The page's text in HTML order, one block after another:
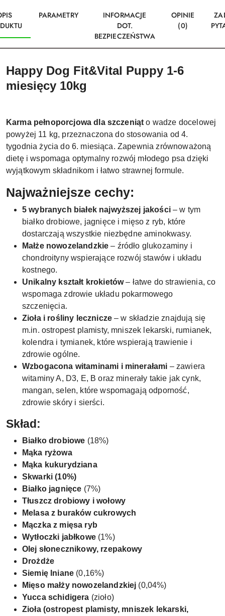
PARAMETRY
INFORMACJE
DOT.
BEZPIECZEŃSTWA
OPINIE
(0)
Happy Dog Fit&Vital Puppy 1-6
miesięcy 10kg
Karma pełnoporcjowa dla szczeniąt o wadze docelowej
powyżej 11 kg, przeznaczona do stosowania od 4.
tygodnia życia do 6. miesiąca. Zapewnia zrównoważoną
dietę i wspomaga optymalny rozwój młodego psa dzięki
wyjątkowym składnikom i łatwo strawnej formule.
Najważniejsze cechy:
5 wybranych białek najwyższej jakości– w tym
białko drobiowe, jagnięce i mięso z ryb, które
dostarczają wszystkie niezbędne aminokwasy.
Małże nowozelandzkie – źródło glukozaminy i
chondroityny wspierające rozwój stawów i układu
kostnego.
Unikalny kształt krokietów– łatwe do strawienia, co
wspomaga zdrowie układu pokarmowego
szczenięcia.
Zioła i rośliny lecznicze – w składzie znajdują się
m.in. ostropest plamisty, mniszek lekarski, rumianek,
kolendra i tymianek, które wspierają trawienie i
zdrowie ogólne.
Wzbogacona witaminami i minerałami – zawiera
witaminy A, D3, E, B oraz minerały takie jak cynk,
mangan, selen, które wspomagają odporność,
zdrowie skóry i sierści.
Skład:
Białko drobiowe (18%)
Mąka ryżowa
Mąka kukurydziana
Skwarki (10%)
Białko jagnięce (7%)
Tłuszcz drobiowy i wołowy
Melasa z buraków cukrowych
Mączka z mięsa ryb
Wytłoczki jabłkowe(1%)
Olej słonecznikowy, rzepakowy
Drożdże
Siemię lniane (0,16%)
Mięso małży nowozelandzkiej (0,04%)
Yucca schidigera (zioło)
Zioła (ostropest plamisty, mniszek lekarski,